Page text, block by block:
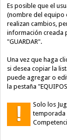
Es posible que el
(nombre del equipo
realizan cambios,
información creada
"GUARDAR".
Una vez que haga
si desea copiar la
puede agregar o
la pestaña
Solo los
temporada